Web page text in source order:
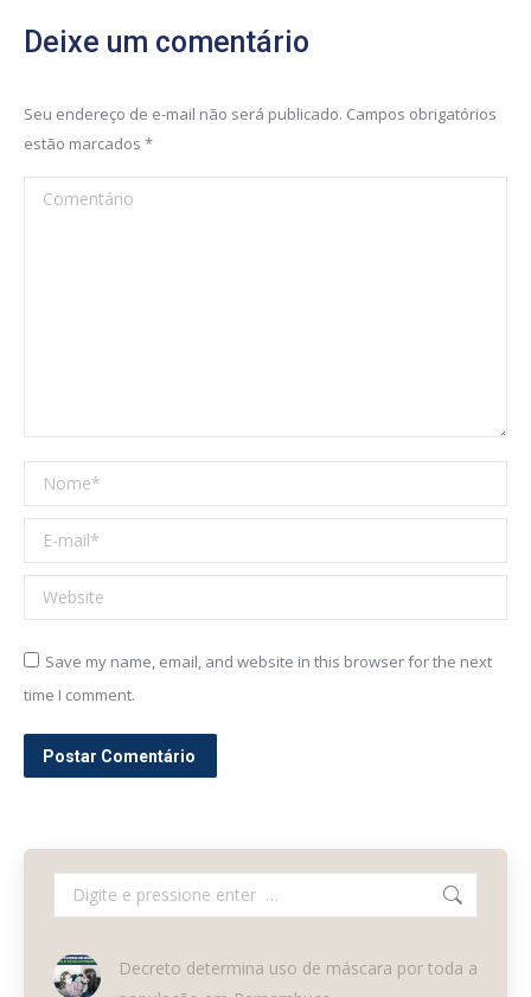
Deixe um comentário
Seu endereço de e-mail não será publicado. Campos obrigatórios
estão marcados *
Comentário
Nome *
E-mail *
Website
Save my name, email, and website in this browser for the next
time I comment.
Postar Comentário
Search:
Decreto determina uso de máscara por toda a